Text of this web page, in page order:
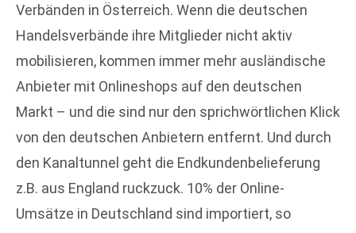
Verbänden in Österreich. Wenn die deutschen
Handelsverbände ihre Mitglieder nicht aktiv
mobilisieren, kommen immer mehr ausländische
Anbieter mit Onlineshops auf den deutschen
Markt – und die sind nur den sprichwörtlichen Klick
von den deutschen Anbietern entfernt. Und durch
den Kanaltunnel geht die Endkundenbelieferung
z.B. aus England ruckzuck. 10% der Online-
Umsätze in Deutschland sind importiert, so